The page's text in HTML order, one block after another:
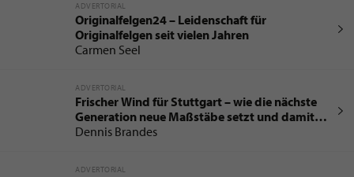
ADVERTORIAL
Originalfelgen24 – Leidenschaft für
Originalfelgen seit vielen Jahren
Carmen Seel
ADVERTORIAL
Frischer Wind für Stuttgart – wie die nächste
Generation neue Maßstäbe setzt und damit
die Immobilienbranche verändert
Dennis Brandes
ADVERTORIAL